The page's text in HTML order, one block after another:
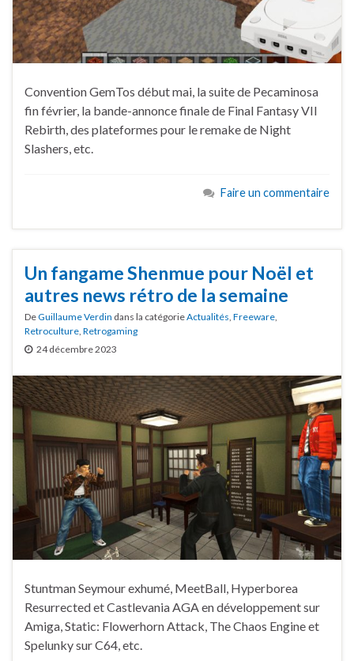
Convention GemTos début mai, la suite de Pecaminosa
fin février, la bande-annonce finale de Final Fantasy VII
Rebirth, des plateformes pour le remake de Night
Slashers, etc.
Faire un commentaire
Un fangame Shenmue pour Noël et
autres news rétro de la semaine
DeGuillaume Verdin dans la catégorieActualités Freeware
Retroculture Retrogaming
24 décembre 2023
Stuntman Seymour exhumé, MeetBall, Hyperborea
Resurrected et Castlevania AGA en développement sur
Amiga, Static: Flowerhorn Attack, The Chaos Engine et
Spelunky sur C64, etc.